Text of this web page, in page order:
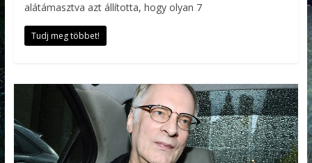
alátámasztva azt állította, hogy olyan 7
Tudj meg többet!